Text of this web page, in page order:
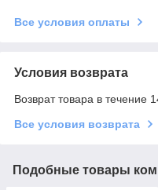
Все условия оплаты
Условия возврата
Возврат товара в течение
Все условия возврата
Подобные товары